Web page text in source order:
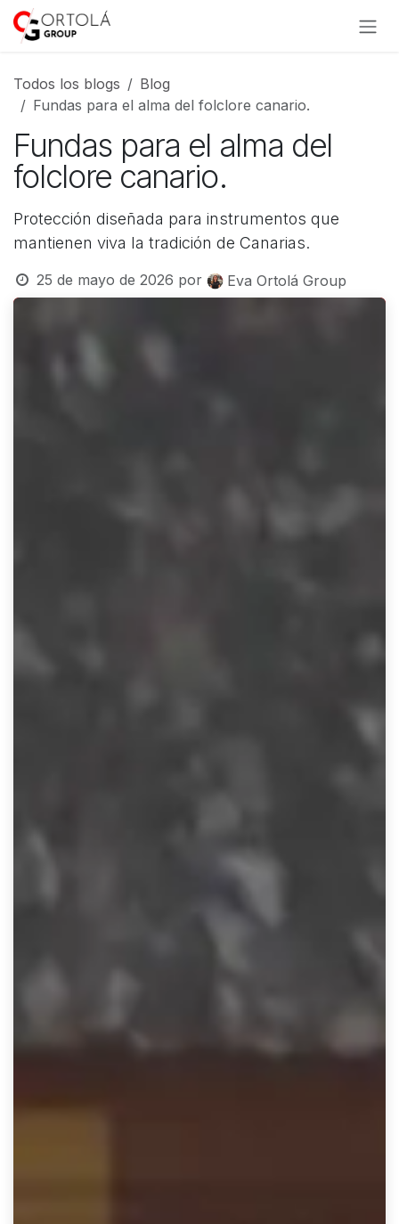
Ir al contenido
Todos los blogs
Blog
Fundas para el alma del folclore canario.
Fundas para el alma del
folclore canario.
Protección diseñada para instrumentos que
mantienen viva la tradición de Canarias.
25 de mayo de 2026 por Eva Ortolá Group